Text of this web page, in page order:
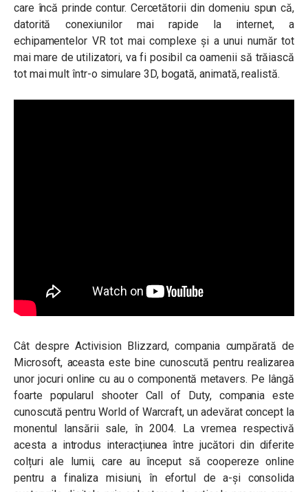
care încă prinde contur. Cercetătorii din domeniu spun că,
datorită conexiunilor mai rapide la internet, a
echipamentelor VR tot mai complexe și a unui număr tot
mai mare de utilizatori, va fi posibil ca oamenii să trăiască
tot mai mult într-o simulare 3D, bogată, animată, realistă.
Cât despre Activision Blizzard, compania cumpărată de
Microsoft, aceasta este bine cunoscută pentru realizarea
unor jocuri online cu au o componentă metavers. Pe lângă
foarte popularul shooter Call of Duty, compania este
cunoscută pentru World of Warcraft, un adevărat concept la
monentul lansării sale, în 2004. La vremea respectivă
acesta a introdus interacțiunea între jucători din diferite
colțuri ale lumii, care au început să coopereze online
pentru a finaliza misiuni, în efortul de a-și consolida